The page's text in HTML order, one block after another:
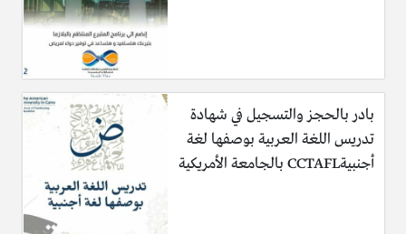
بادر بالحجز والتسجيل في شهادة
تدريس اللغة العربية بوصفها لغة
أجنبيةCCTAFL بالجامعة الأمريكية